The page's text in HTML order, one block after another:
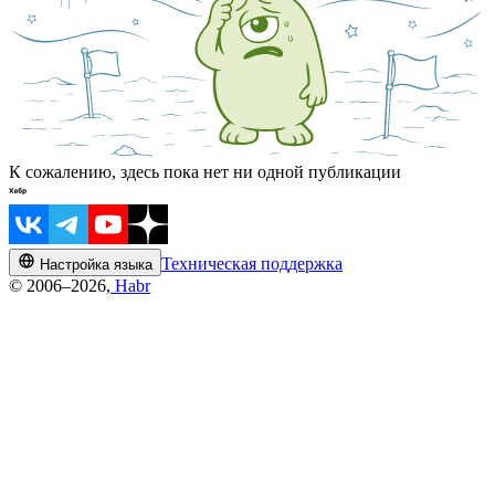
К сожалению, здесь пока нет ни одной публикации
Настройка языка Техническая поддержка
© 2006–2026, Habr